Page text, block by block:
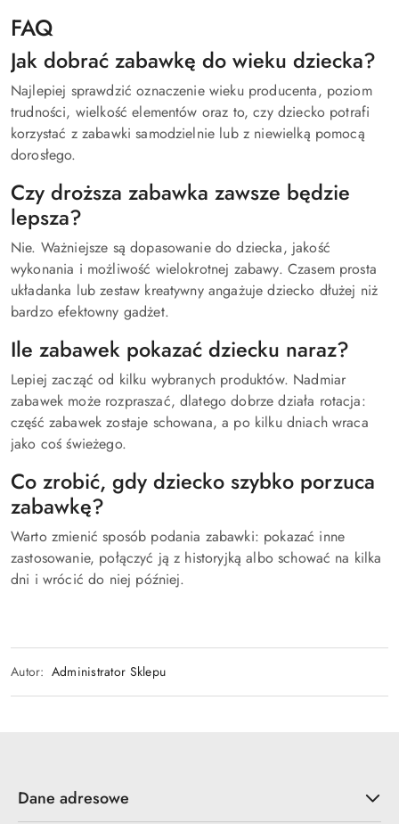
FAQ
Jak dobrać zabawkę do wieku dziecka?
Najlepiej sprawdzić oznaczenie wieku producenta, poziom
trudności, wielkość elementów oraz to, czy dziecko potrafi
korzystać z zabawki samodzielnie lub z niewielką pomocą
dorosłego.
Czy droższa zabawka zawsze będzie
lepsza?
Nie. Ważniejsze są dopasowanie do dziecka, jakość
wykonania i możliwość wielokrotnej zabawy. Czasem prosta
układanka lub zestaw kreatywny angażuje dziecko dłużej niż
bardzo efektowny gadżet.
Ile zabawek pokazać dziecku naraz?
Lepiej zacząć od kilku wybranych produktów. Nadmiar
zabawek może rozpraszać, dlatego dobrze działa rotacja:
część zabawek zostaje schowana, a po kilku dniach wraca
jako coś świeżego.
Co zrobić, gdy dziecko szybko porzuca
zabawkę?
Warto zmienić sposób podania zabawki: pokazać inne
zastosowanie, połączyć ją z historyjką albo schować na kilka
dni i wrócić do niej później.
Autor: Administrator Sklepu
Dane adresowe